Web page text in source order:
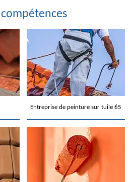
Entreprise de peinture sur tuile 65